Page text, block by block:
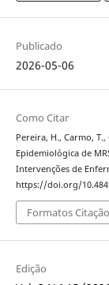
Publicado
2026-05-06
Como Citar
Pereira, H., Carmo,
Epidemiológica de
Intervenções de
https://doi.org/
Formatos Citação
Edição